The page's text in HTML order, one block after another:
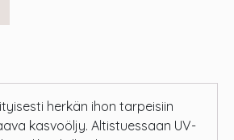
herkän ihon tarpeisiin
kasvoöljy. Altistuessaan UV-